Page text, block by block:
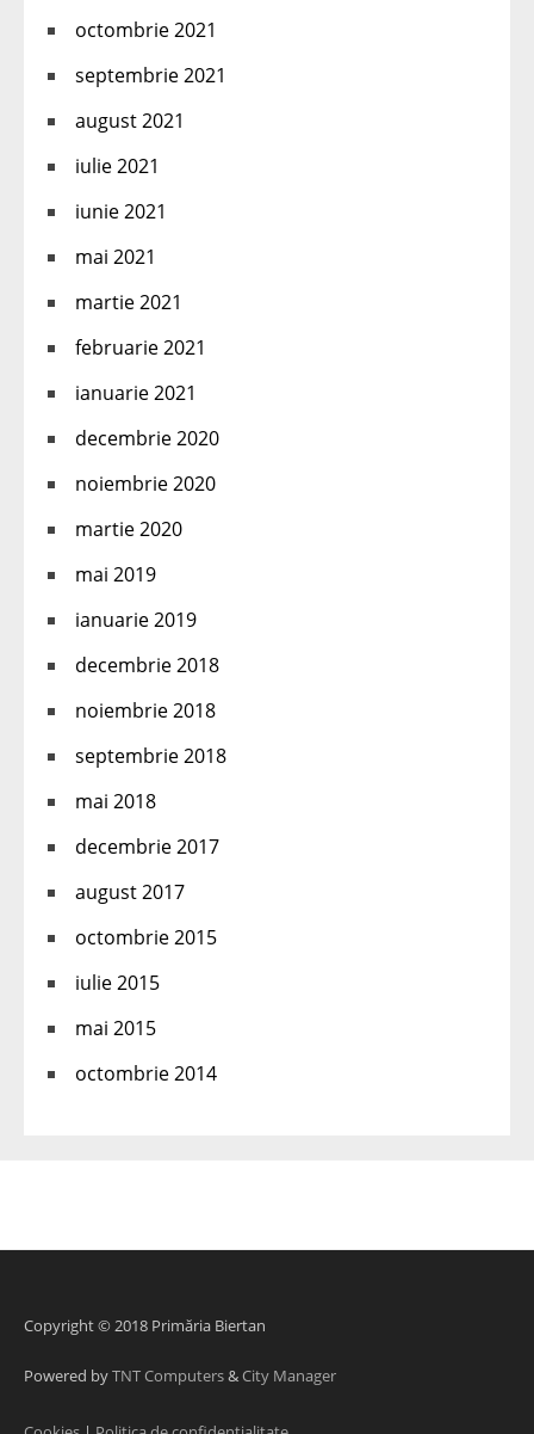
octombrie 2021
septembrie 2021
august 2021
iulie 2021
iunie 2021
mai 2021
martie 2021
februarie 2021
ianuarie 2021
decembrie 2020
noiembrie 2020
martie 2020
mai 2019
ianuarie 2019
decembrie 2018
noiembrie 2018
septembrie 2018
mai 2018
decembrie 2017
august 2017
octombrie 2015
iulie 2015
mai 2015
octombrie 2014
Copyright © 2018 Primăria Biertan
Powered byTNT Computers&City Manager